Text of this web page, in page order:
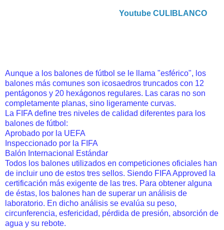
Youtube CULIBLANCO
Aunque a los balones de fútbol se le llama "esférico", los
balones más comunes son icosaedros truncados con 12
pentágonos y 20 hexágonos regulares. Las caras no son
completamente planas, sino ligeramente curvas.
La FIFA define tres niveles de calidad diferentes para los
balones de fútbol:
Aprobado por la UEFA
Inspeccionado por la FIFA
Balón Internacional Estándar
Todos los balones utilizados en competiciones oficiales han
de incluir uno de estos tres sellos. Siendo FIFA Approved la
certificación más exigente de las tres. Para obtener alguna
de éstas, los balones han de superar un análisis de
laboratorio. En dicho análisis se evalúa su peso,
circunferencia, esfericidad, pérdida de presión, absorción de
agua y su rebote.